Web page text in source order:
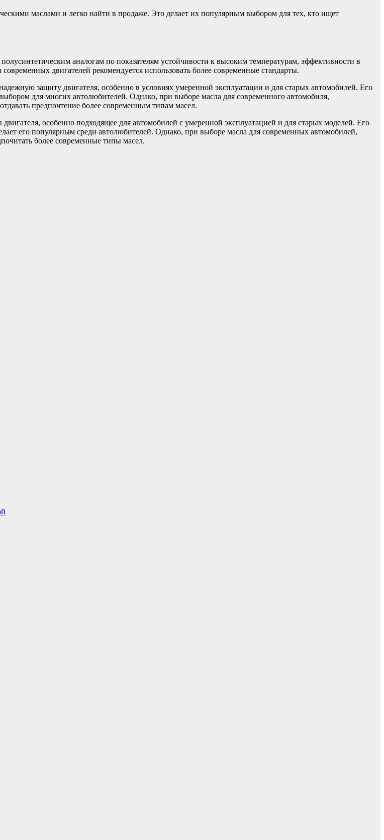
маслами и легко найти в продаже. Это делает их популярным выбором для тех, кто ищет
аналогам по показателям устойчивости к высоким температурам, эффективности в
двигателей рекомендуется использовать более современные стандарты.
защиту двигателя, особенно в условиях умеренной эксплуатации и для старых автомобилей. Его
для многих автолюбителей. Однако, при выборе масла для современного автомобиля,
предпочтение более современным типам масел.
особенно подходящее для автомобилей с умеренной эксплуатацией и для старых моделей. Его
его популярным среди автолюбителей. Однако, при выборе масла для современных автомобилей,
более современные типы масел.